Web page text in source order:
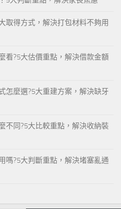
取得方式，解決打包材料不夠用
看?5大估價重點，解決借款金額
怎麼選?5大重建方案，解決缺牙
不同?5大比較重點，解決收納裝
嗎?5大判斷重點，解決堵塞亂通